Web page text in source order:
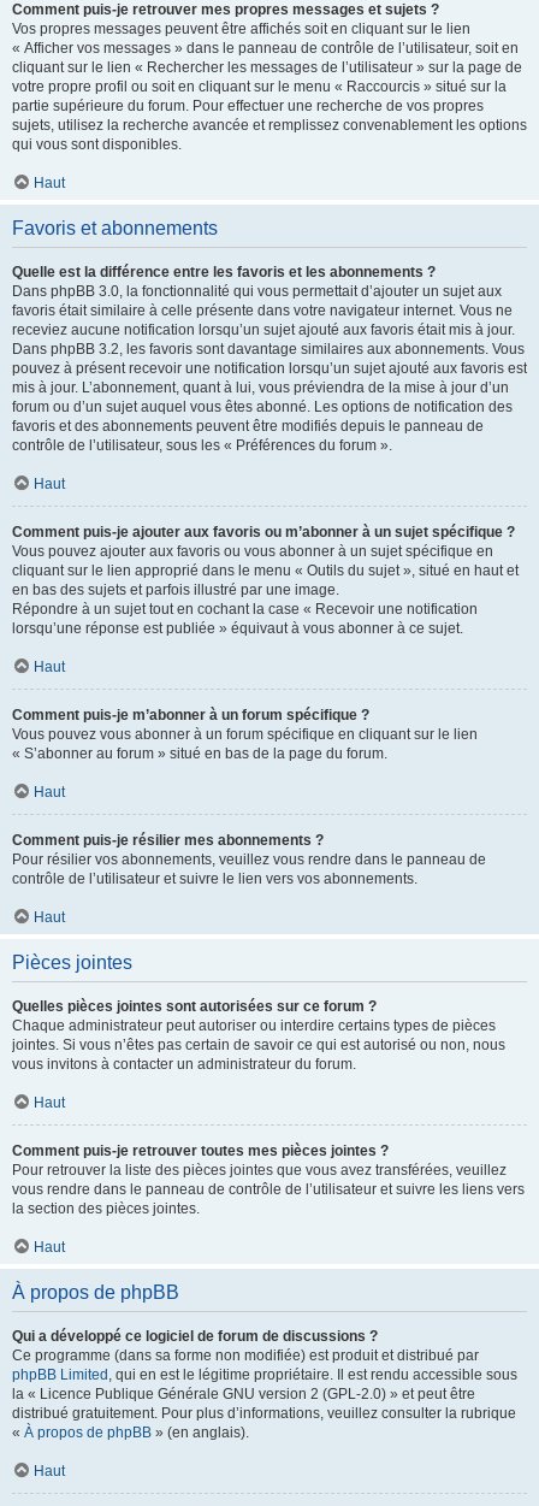
Comment puis-je retrouver mes propres messages et sujets ?
Vos propres messages peuvent être affichés soit en cliquant sur le lien
« Afficher vos messages » dans le panneau de contrôle de l’utilisateur, soit en
cliquant sur le lien « Rechercher les messages de l’utilisateur » sur la page de
votre propre profil ou soit en cliquant sur le menu « Raccourcis » situé sur la
partie supérieure du forum. Pour effectuer une recherche de vos propres
sujets, utilisez la recherche avancée et remplissez convenablement les options
qui vous sont disponibles.
Haut
Favoris et abonnements
Quelle est la différence entre les favoris et les abonnements ?
Dans phpBB 3.0, la fonctionnalité qui vous permettait d’ajouter un sujet aux
favoris était similaire à celle présente dans votre navigateur internet. Vous ne
receviez aucune notification lorsqu’un sujet ajouté aux favoris était mis à jour.
Dans phpBB 3.2, les favoris sont davantage similaires aux abonnements. Vous
pouvez à présent recevoir une notification lorsqu’un sujet ajouté aux favoris est
mis à jour. L’abonnement, quant à lui, vous préviendra de la mise à jour d’un
forum ou d’un sujet auquel vous êtes abonné. Les options de notification des
favoris et des abonnements peuvent être modifiés depuis le panneau de
contrôle de l’utilisateur, sous les « Préférences du forum ».
Haut
Comment puis-je ajouter aux favoris ou m’abonner à un sujet spécifique ?
Vous pouvez ajouter aux favoris ou vous abonner à un sujet spécifique en
cliquant sur le lien approprié dans le menu « Outils du sujet », situé en haut et
en bas des sujets et parfois illustré par une image.
Répondre à un sujet tout en cochant la case « Recevoir une notification
lorsqu’une réponse est publiée » équivaut à vous abonner à ce sujet.
Haut
Comment puis-je m’abonner à un forum spécifique ?
Vous pouvez vous abonner à un forum spécifique en cliquant sur le lien
« S’abonner au forum » situé en bas de la page du forum.
Haut
Comment puis-je résilier mes abonnements ?
Pour résilier vos abonnements, veuillez vous rendre dans le panneau de
contrôle de l’utilisateur et suivre le lien vers vos abonnements.
Haut
Pièces jointes
Quelles pièces jointes sont autorisées sur ce forum ?
Chaque administrateur peut autoriser ou interdire certains types de pièces
jointes. Si vous n’êtes pas certain de savoir ce qui est autorisé ou non, nous
vous invitons à contacter un administrateur du forum.
Haut
Comment puis-je retrouver toutes mes pièces jointes ?
Pour retrouver la liste des pièces jointes que vous avez transférées, veuillez
vous rendre dans le panneau de contrôle de l’utilisateur et suivre les liens vers
la section des pièces jointes.
Haut
À propos de phpBB
Qui a développé ce logiciel de forum de discussions ?
Ce programme (dans sa forme non modifiée) est produit et distribué par
phpBB Limited , qui en est le légitime propriétaire. Il est rendu accessible sous
la « Licence Publique Générale GNU version 2 (GPL-2.0) » et peut être
distribué gratuitement. Pour plus d’informations, veuillez consulter la rubrique
« À propos de phpBB » (en anglais).
Haut